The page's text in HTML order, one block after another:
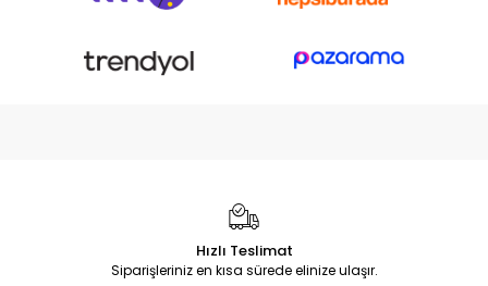
Hızlı Teslimat
Siparişleriniz en kısa sürede elinize ulaşır.